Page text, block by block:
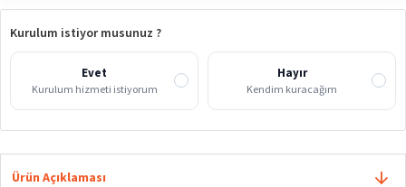
Kurulum istiyor musunuz ?
Evet
Kurulum hizmeti istiyorum
Hayır
Kendim kuracağım
Ürün Açıklaması